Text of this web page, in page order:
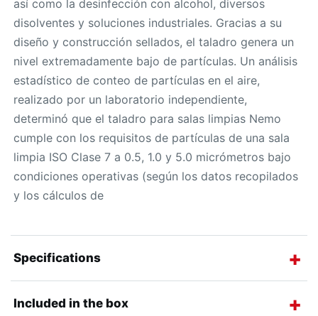
así como la desinfección con alcohol, diversos
disolventes y soluciones industriales. Gracias a su
diseño y construcción sellados, el taladro genera un
nivel extremadamente bajo de partículas. Un análisis
estadístico de conteo de partículas en el aire,
realizado por un laboratorio independiente,
determinó que el taladro para salas limpias Nemo
cumple con los requisitos de partículas de una sala
limpia ISO Clase 7 a 0.5, 1.0 y 5.0 micrómetros bajo
condiciones operativas (según los datos recopilados
y los cálculos de
Specifications
Included in the box